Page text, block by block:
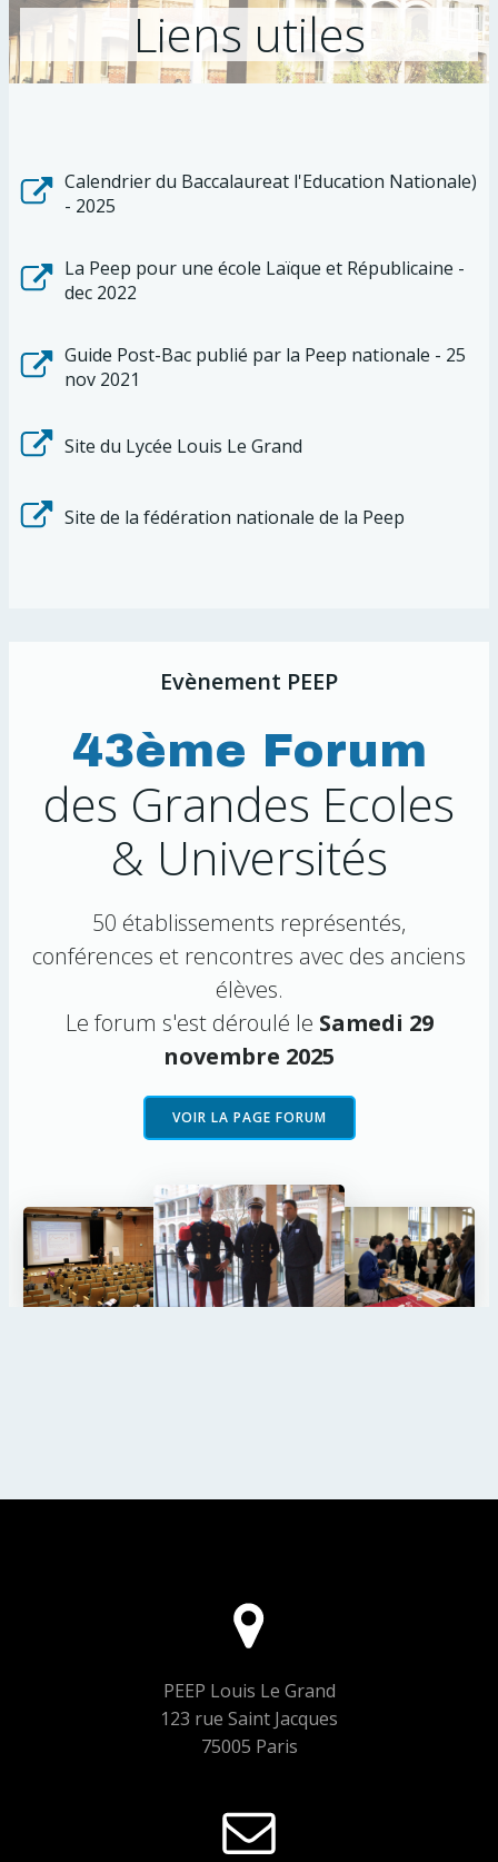
Liens utiles
Calendrier du Baccalaureat l'Education Nationale)
- 2025
La Peep pour une école Laïque et Républicaine -
dec 2022
Guide Post-Bac publié par la Peep nationale - 25
nov 2021
Site du Lycée Louis Le Grand
Site de la fédération nationale de la Peep
Evènement PEEP
43ème Forum
des Grandes Ecoles
& Universités
50 établissements représentés,
conférences et rencontres avec des anciens
élèves.
Le forum s'est déroulé le Samedi 29
novembre 2025
VOIR LA PAGE FORUM
PEEP Louis Le Grand
123 rue Saint Jacques
75005 Paris